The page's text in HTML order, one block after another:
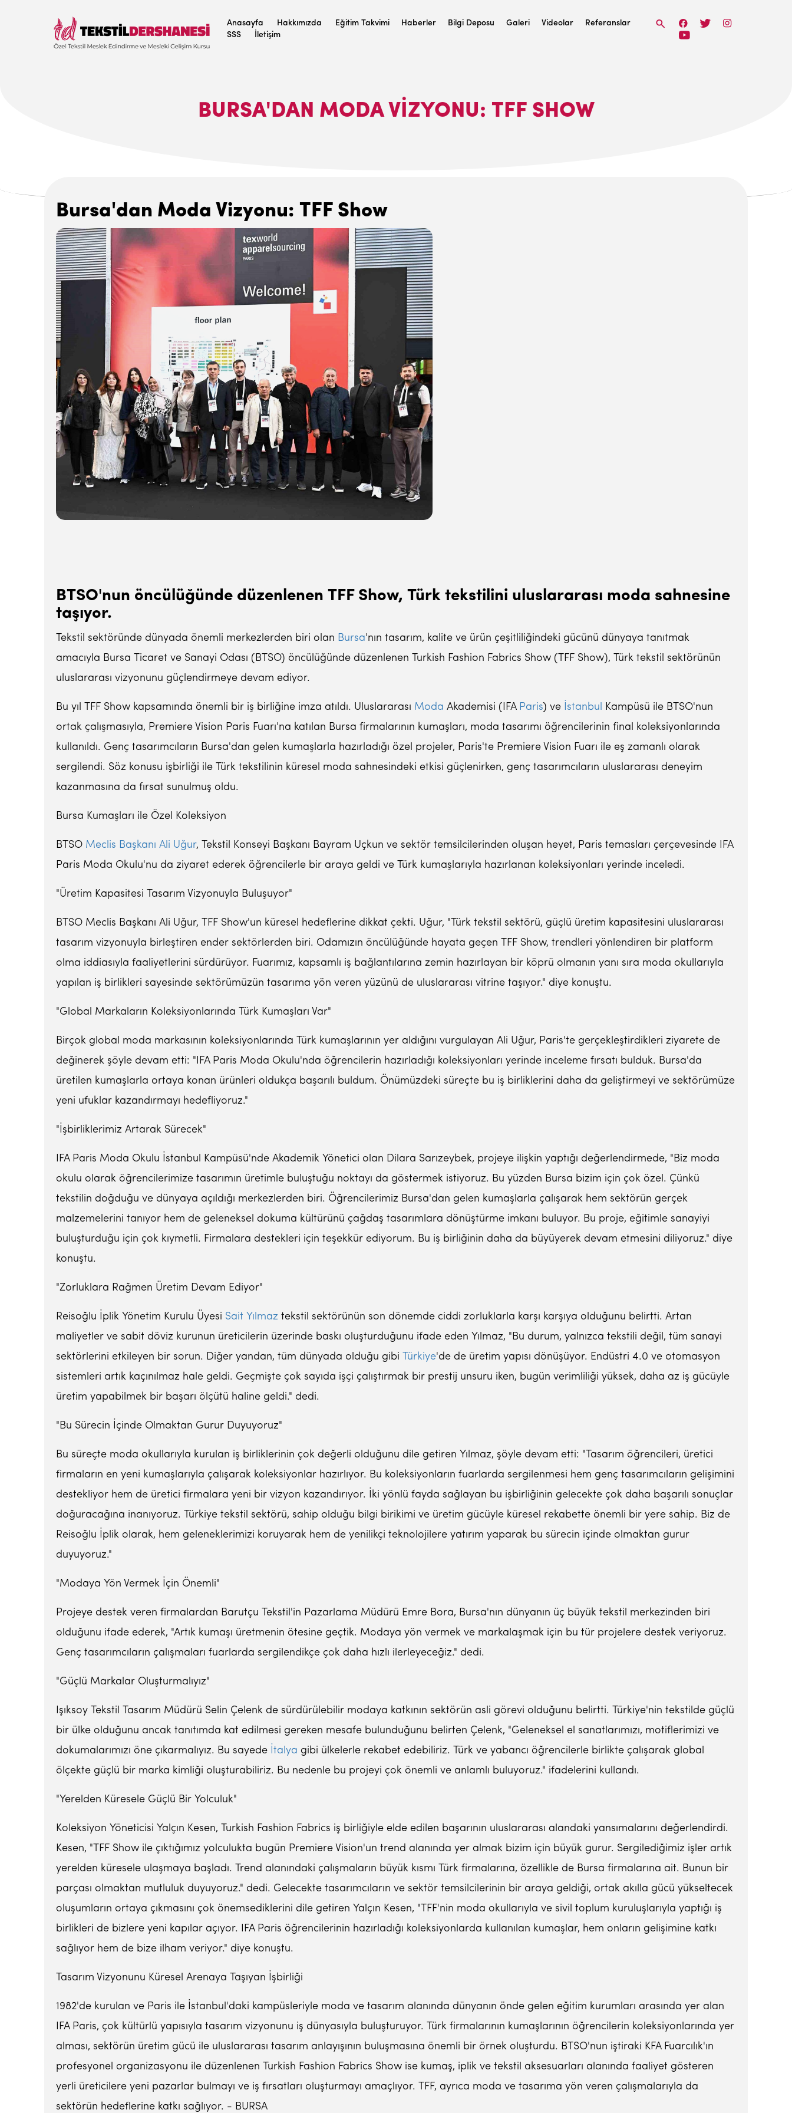
Anasayfa Hakkımızda Eğitim Takvimi Haberler Bilgi Deposu Galeri Videolar
Referanslar
SSS
İletişim
BURSA'DAN MODA VIZYONU: TFF SHOW
Bursa'dan Moda Vizyonu: TFF Show
BTSO'nun öncülüğünde düzenlenen TFF Show, Türk tekstilini uluslararası moda sahnesine
taşıyor.
Tekstil sektöründe dünyada önemli merkezlerden biri olan Bursa'nın tasarım, kalite ve ürün çeşitliliğindeki gücünü dünyaya tanıtmak
amacıyla Bursa Ticaret ve Sanayi Odası (BTSO) öncülüğünde düzenlenen Turkish Fashion Fabrics Show (TFF Show), Türk tekstil sektörünün
uluslararası vizyonunu güçlendirmeye devam ediyor.
Bu yıl TFF Show kapsamında önemli bir iş birliğine imza atıldı. Uluslararası Moda Akademisi (IFA Paris) ve İstanbul Kampüsü ile BTSO'nun
ortak çalışmasıyla, Premiere Vision Paris Fuarı'na katılan Bursa firmalarının kumaşları, moda tasarımı öğrencilerinin final koleksiyonlarında
kullanıldı. Genç tasarımcıların Bursa'dan gelen kumaşlarla hazırladığı özel projeler, Paris'te Premiere Vision Fuarı ile eş zamanlı olarak
sergilendi. Söz konusu işbirliği ile Türk tekstilinin küresel moda sahnesindeki etkisi güçlenirken, genç tasarımcıların uluslararası deneyim
kazanmasına da fırsat sunulmuş oldu.
Bursa Kumaşları ile Özel Koleksiyon
BTSO Meclis Başkanı Ali Uğur, Tekstil Konseyi Başkanı Bayram Uçkun ve sektör temsilcilerinden oluşan heyet, Paris temasları çerçevesinde IFA
Paris Moda Okulu'nu da ziyaret ederek öğrencilerle bir araya geldi ve Türk kumaşlarıyla hazırlanan koleksiyonları yerinde inceledi.
"Üretim Kapasitesi Tasarım Vizyonuyla Buluşuyor"
BTSO Meclis Başkanı Ali Uğur, TFF Show'un küresel hedeflerine dikkat çekti. Uğur, "Türk tekstil sektörü, güçlü üretim kapasitesini uluslararası
tasarım vizyonuyla birleştiren ender sektörlerden biri. Odamızın öncülüğünde hayata geçen TFF Show, trendleri yönlendiren bir platform
olma iddiasıyla faaliyetlerini sürdürüyor. Fuarımız, kapsamlı iş bağlantılarına zemin hazırlayan bir köprü olmanın yanı sıra moda okullarıyla
yapılan iş birlikleri sayesinde sektörümüzün tasarıma yön veren yüzünü de uluslararası vitrine taşıyor." diye konuştu.
"Global Markaların Koleksiyonlarında Türk Kumaşları Var"
Birçok global moda markasının koleksiyonlarında Türk kumaşlarının yer aldığını vurgulayan Ali Uğur, Paris'te gerçekleştirdikleri ziyarete de
değinerek şöyle devam etti: "IFA Paris Moda Okulu'nda öğrencilerin hazırladığı koleksiyonları yerinde inceleme fırsatı bulduk. Bursa'da
üretilen kumaşlarla ortaya konan ürünleri oldukça başarılı buldum. Önümüzdeki süreçte bu iş birliklerini daha da geliştirmeyi ve sektörümüze
yeni ufuklar kazandırmayı hedefliyoruz."
"İşbirliklerimiz Artarak Sürecek"
IFA Paris Moda Okulu İstanbul Kampüsü'nde Akademik Yönetici olan Dilara Sarızeybek, projeye ilişkin yaptığı değerlendirmede, "Biz moda
okulu olarak öğrencilerimize tasarımın üretimle buluştuğu noktayı da göstermek istiyoruz. Bu yüzden Bursa bizim için çok özel. Çünkü
tekstilin doğduğu ve dünyaya açıldığı merkezlerden biri. Öğrencilerimiz Bursa'dan gelen kumaşlarla çalışarak hem sektörün gerçek
malzemelerini tanıyor hem de geleneksel dokuma kültürünü çağdaş tasarımlara dönüştürme imkanı buluyor. Bu proje, eğitimle sanayiyi
buluşturduğu için çok kıymetli. Firmalara destekleri için teşekkür ediyorum. Bu iş birliğinin daha da büyüyerek devam etmesini diliyoruz." diye
konuştu.
"Zorluklara Rağmen Üretim Devam Ediyor"
Reisoğlu İplik Yönetim Kurulu Üyesi Sait Yılmaz tekstil sektörünün son dönemde ciddi zorluklarla karşı karşıya olduğunu belirtti. Artan
maliyetler ve sabit döviz kurunun üreticilerin üzerinde baskı oluşturduğunu ifade eden Yılmaz, "Bu durum, yalnızca tekstili değil, tüm sanayi
sektörlerini etkileyen bir sorun. Diğer yandan, tüm dünyada olduğu gibi Türkiye'de de üretim yapısı dönüşüyor. Endüstri 4.0 ve otomasyon
sistemleri artık kaçınılmaz hale geldi. Geçmişte çok sayıda işçi çalıştırmak bir prestij unsuru iken, bugün verimliliği yüksek, daha az iş gücüyle
üretim yapabilmek bir başarı ölçütü haline geldi." dedi.
"Bu Sürecin İçinde Olmaktan Gurur Duyuyoruz"
Bu süreçte moda okullarıyla kurulan iş birliklerinin çok değerli olduğunu dile getiren Yılmaz, şöyle devam etti: "Tasarım öğrencileri, üretici
firmaların en yeni kumaşlarıyla çalışarak koleksiyonlar hazırlıyor. Bu koleksiyonların fuarlarda sergilenmesi hem genç tasarımcıların gelişimini
destekliyor hem de üretici firmalara yeni bir vizyon kazandırıyor. İki yönlü fayda sağlayan bu işbirliğinin gelecekte çok daha başarılı sonuçlar
doğuracağına inanıyoruz. Türkiye tekstil sektörü, sahip olduğu bilgi birikimi ve üretim gücüyle küresel rekabette önemli bir yere sahip. Biz de
Reisoğlu İplik olarak, hem geleneklerimizi koruyarak hem de yenilikçi teknolojilere yatırım yaparak bu sürecin içinde olmaktan gurur
duyuyoruz."
"Modaya Yön Vermek İçin Önemli"
Projeye destek veren firmalardan Barutçu Tekstil'in Pazarlama Müdürü Emre Bora, Bursa'nın dünyanın üç büyük tekstil merkezinden biri
olduğunu ifade ederek, "Artık kumaşı üretmenin ötesine geçtik. Modaya yön vermek ve markalaşmak için bu tür projelere destek veriyoruz.
Genç tasarımcıların çalışmaları fuarlarda sergilendikçe çok daha hızlı ilerleyeceğiz." dedi.
"Güçlü Markalar Oluşturmalıyız"
Işıksoy Tekstil Tasarım Müdürü Selin Çelenk de sürdürülebilir modaya katkının sektörün asli görevi olduğunu belirtti. Türkiye'nin tekstilde güçlü
bir ülke olduğunu ancak tanıtımda kat edilmesi gereken mesafe bulunduğunu belirten Çelenk, "Geleneksel el sanatlarımızı, motiflerimizi ve
dokumalarımızı öne çıkarmalıyız. Bu sayede İtalya gibi ülkelerle rekabet edebiliriz. Türk ve yabancı öğrencilerle birlikte çalışarak global
ölçekte güçlü bir marka kimliği oluşturabiliriz. Bu nedenle bu projeyi çok önemli ve anlamlı buluyoruz." ifadelerini kullandı.
"Yerelden Küresele Güçlü Bir Yolculuk"
Koleksiyon Yöneticisi Yalçın Kesen, Turkish Fashion Fabrics iş birliğiyle elde edilen başarının uluslararası alandaki yansımalarını değerlendirdi.
Kesen, "TFF Show ile çıktığımız yolculukta bugün Premiere Vision'un trend alanında yer almak bizim için büyük gurur. Sergilediğimiz işler artık
yerelden küresele ulaşmaya başladı. Trend alanındaki çalışmaların büyük kısmı Türk firmalarına, özellikle de Bursa firmalarına ait. Bunun bir
parçası olmaktan mutluluk duyuyoruz." dedi. Gelecekte tasarımcıların ve sektör temsilcilerinin bir araya geldiği, ortak akılla gücü yükseltecek
oluşumların ortaya çıkmasını çok önemsediklerini dile getiren Yalçın Kesen, "TFF'nin moda okullarıyla ve sivil toplum kuruluşlarıyla yaptığı iş
birlikleri de bizlere yeni kapılar açıyor. IFA Paris öğrencilerinin hazırladığı koleksiyonlarda kullanılan kumaşlar, hem onların gelişimine katkı
sağlıyor hem de bize ilham veriyor." diye konuştu.
Tasarım Vizyonunu Küresel Arenaya Taşıyan İşbirliği
1982'de kurulan ve Paris ile İstanbul'daki kampüsleriyle moda ve tasarım alanında dünyanın önde gelen eğitim kurumları arasında yer alan
IFA Paris, çok kültürlü yapısıyla tasarım vizyonunu iş dünyasıyla buluşturuyor. Türk firmalarının kumaşlarının öğrencilerin koleksiyonlarında yer
alması, sektörün üretim gücü ile uluslararası tasarım anlayışının buluşmasına önemli bir örnek oluşturdu. BTSO'nun iştiraki KFA Fuarcılık'ın
profesyonel organizasyonu ile düzenlenen Turkish Fashion Fabrics Show ise kumaş, iplik ve tekstil aksesuarları alanında faaliyet gösteren
yerli üreticilere yeni pazarlar bulmayı ve iş fırsatları oluşturmayı amaçlıyor. TFF, ayrıca moda ve tasarıma yön veren çalışmalarıyla da
sektörün hedeflerine katkı sağlıyor. - BURSA